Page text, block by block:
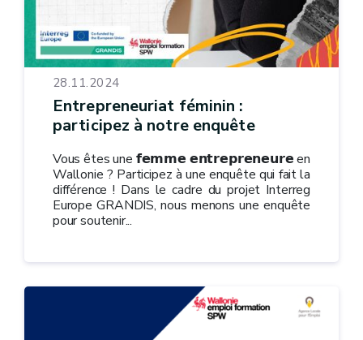
28.11.2024
Entrepreneuriat féminin :
participez à notre enquête
Vous êtes une 𝗳𝗲𝗺𝗺𝗲 𝗲𝗻𝘁𝗿𝗲𝗽𝗿𝗲𝗻𝗲𝘂𝗿𝗲 en
Wallonie ? Participez à une enquête qui fait la
différence ! Dans le cadre du projet Interreg
Europe GRANDIS, nous menons une enquête
pour soutenir...